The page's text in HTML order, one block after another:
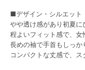
■デザイン・シルエット
やや透け感があり初夏に
程よいフィット感で、女
長めの袖で手首もしっか
コンパクトな丈感で、